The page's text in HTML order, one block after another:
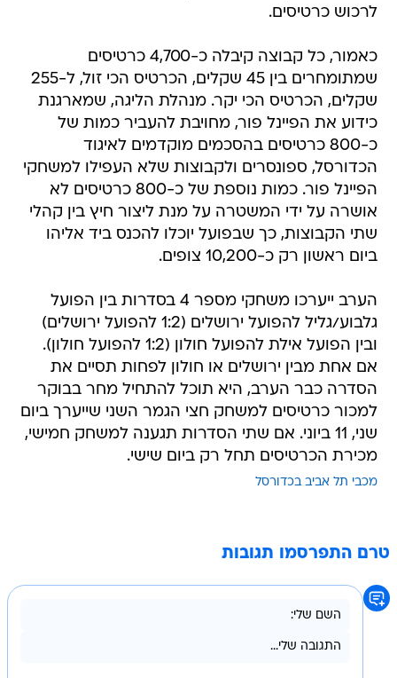
לרכוש כרטיסים.
כאמור, כל קבוצה קיבלה כ-4,700 כרטיסים
שמתומחרים בין 45 שקלים, הכרטיס הכי זול, ל-255
שקלים, הכרטיס הכי יקר. מנהלת הליגה, שמארגנת
כידוע את הפיינל פור, מחויבת להעביר כמות של
כ-800 כרטיסים בהסכמים מוקדמים לאיגוד
הכדורסל, ספונסרים ולקבוצות שלא העפילו למשחקי
הפיינל פור. כמות נוספת של כ-800 כרטיסים לא
אושרה על ידי המשטרה על מנת ליצור חיץ בין קהלי
שתי הקבוצות, כך שבפועל יוכלו להכנס ביד אליהו
ביום ראשון רק כ-10,200 צופים.
הערב ייערכו משחקי מספר 4 בסדרות בין הפועל
גלבוע/גליל להפועל ירושלים (1:2 להפועל ירושלים)
ובין הפועל אילת להפועל חולון (1:2 להפועל חולון).
אם אחת מבין ירושלים או חולון לפחות תסיים את
הסדרה כבר הערב, היא תוכל להתחיל מחר בבוקר
למכור כרטיסים למשחק חצי הגמר השני שייערך ביום
שני, 11 ביוני. אם שתי הסדרות תגענה למשחק חמישי,
מכירת הכרטיסים תחל רק ביום שישי.
מכבי תל אביב בכדורסל
טרם התפרסמו תגובות